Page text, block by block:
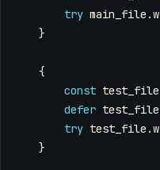
try main_file .
}
{
const test_file
defer test_file
try test_file .
}